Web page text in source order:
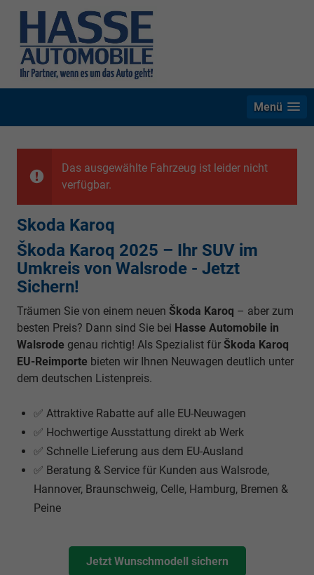
Menü
Das ausgewählte Fahrzeug ist leider nicht
verfügbar.
Skoda Karoq
Škoda Karoq 2025 – Ihr SUV im
Umkreis von Walsrode - Jetzt
Sichern!
Träumen Sie von einem neuen Škoda Karoq – aber zum
besten Preis? Dann sind Sie bei Hasse Automobile in
Walsrode genau richtig! Als Spezialist für Škoda Karoq
EU-Reimporte bieten wir Ihnen Neuwagen deutlich unter
dem deutschen Listenpreis.
✅ Attraktive Rabatte auf alle EU-Neuwagen
✅ Hochwertige Ausstattung direkt ab Werk
✅ Schnelle Lieferung aus dem EU-Ausland
✅ Beratung & Service für Kunden aus Walsrode,
Hannover, Braunschweig, Celle, Hamburg, Bremen &
Peine
Jetzt Wunschmodell sichern